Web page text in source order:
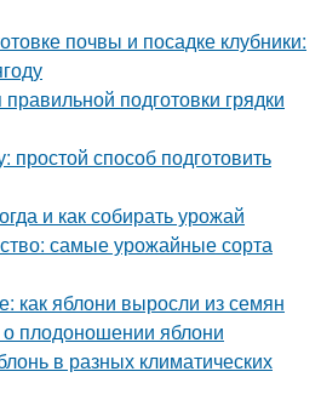
почвы и посадке клубники:
подготовки грядки
простой способ подготовить
и как собирать урожай
самые урожайные сорта
как яблони выросли из семян
плодоношении яблони
в разных климатических